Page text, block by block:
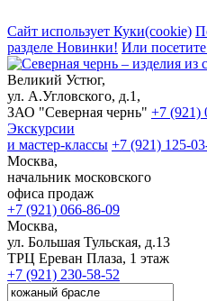
Сайт использует Куки(cookie)
разделе Новинки! Или
Великий Устюг,
ул. А.Угловского, д.1,
ЗАО "Северная чернь" +7 (921)
Экскурсии
и мастер-классы +7 (921) 125-
Москва,
начальник московского
офиса продаж
+7 (921) 066-86-09
Москва,
ул. Большая Тульская, д.13
ТРЦ Ереван Плаза, 1 этаж
+7 (921) 230-58-52